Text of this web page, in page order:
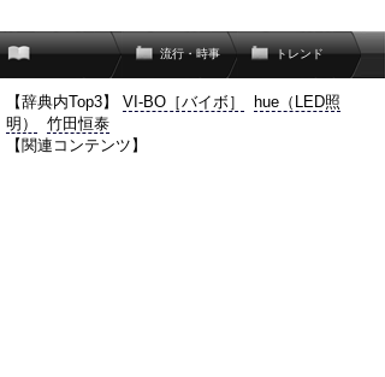
流行・時事 トレンド
【辞典内Top3】 VI-BO［バイボ］
hue（LED照
明）
竹田恒泰
【関連コンテンツ】